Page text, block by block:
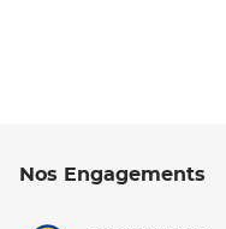
Nos Engagements